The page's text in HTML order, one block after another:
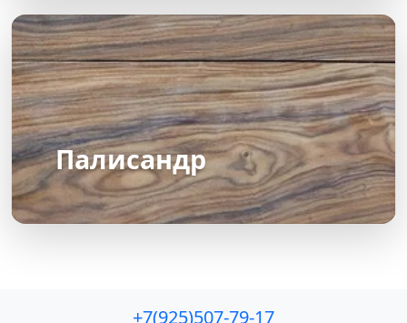
Палисандр
+7(925)507-79-17